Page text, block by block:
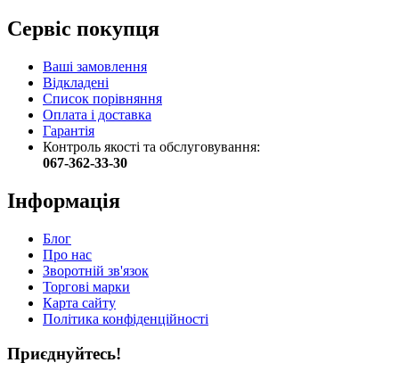
Сервіс покупця
Ваші замовлення
Відкладені
Список порівняння
Оплата і доставка
Гарантія
Контроль якості та обслуговування:
067-362-33-30
Інформація
Блог
Про нас
Зворотній зв'язок
Торгові марки
Карта сайту
Політика конфіденційності
Приєднуйтесь!